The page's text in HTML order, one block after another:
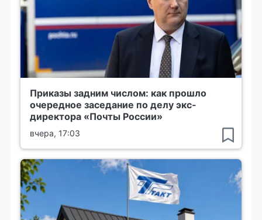
Приказы задним числом: как прошло
очередное заседание по делу экс-
директора «Почты России»
вчера, 17:03